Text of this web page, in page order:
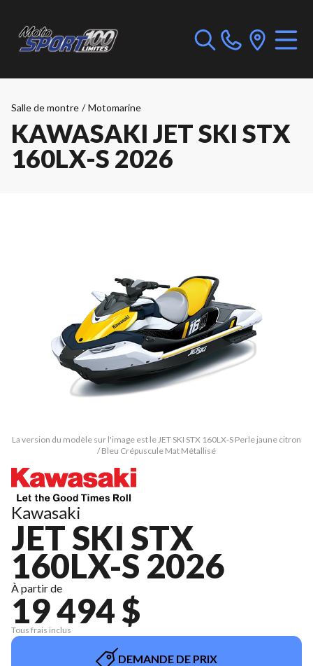
Salle de montre / Motomarine
KAWASAKI JET SKI STX
160LX-S 2026
La version du modèle sur l'image est le JET SKI STX 160LX-S Perle jaune citron
/ Bleu Crépuscule Mat Métallisé
Kawasaki
JET SKI STX
160LX-S 2026
À partir de
19 494 $
Tous frais inclus
DEMANDE DE PRIX